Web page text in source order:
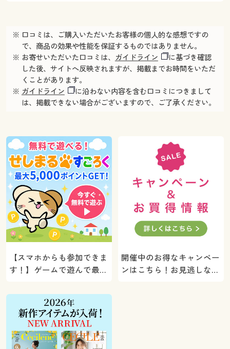
※ 口コミは、ご購入いただいたお客様の個人的な感想ですの
で、商品の効果や性能を保証するものではありません。
※ お寄せいただいた口コミは、
ガイドライン
に基づき確認
した後、サイトへ反映されますが、掲載までお時間をいただ
くことがあります。
※ ガイドライン
に沿わない内容を含む口コミにつきまして
は、掲載できない場合がございますので、ご了承ください。
【スマホからも参加できま
す！】ゲームで遊んで最大
ト！
開催中のお得なキャンペー
ンはこちら！お見逃しな